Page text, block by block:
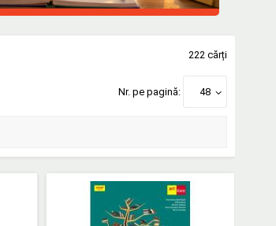
222 cărți
Nr. pe pagină: 48